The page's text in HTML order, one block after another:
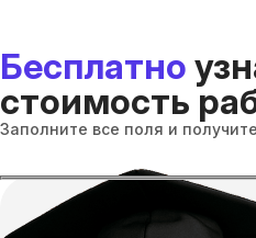
Бесплатно
стоимость
Заполните все поля и